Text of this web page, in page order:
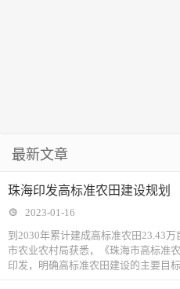
最新文章
珠海印发高标准农田建设规划
2023-01-16
到2030年累计建成高标准农田23.43
市农业农村局获悉，《珠海市高标准
印发，明确高标准农田建设的主要目标